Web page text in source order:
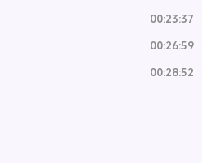
00:23:37
00:26:59
00:28:52